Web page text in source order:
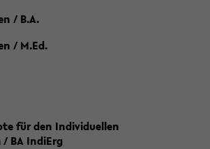
/ B.A.
/ M.Ed.
für den Individuellen
BA IndiErg